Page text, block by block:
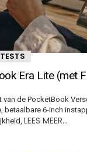
Era Lite (met
van de PocketBook
betaalbare 6-inch
LEES MEER…